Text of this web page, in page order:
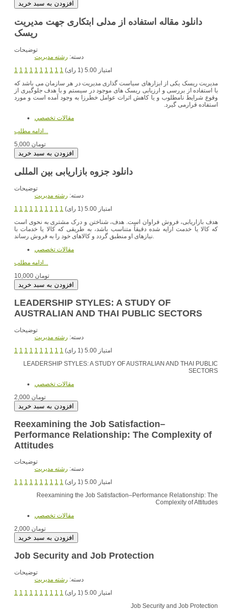
دانلود مقاله استفاده از مدلی ابتکاری جهت مدیریت
ریسک
توضیحات
دسته: رشته مديريت
1 1 1 1 1 1 1 1 1 1
امتیاز 5.00 (1 رای)
مدیریت ریسک یکی از ابزارهای سیاست گذاری مدیریت در هر سازمان می باشد که
با استفاده از بررسی و ارزیابی ریسک های موجود در سیستم و با هدف جلوگیری از
وقوع شرایط نامطلوب و یا کاهش اثرات عوامل خطرزا به وجود آمده است و مورد
استفاده قرارمی گیرد.
مقالات تخصصي
ادامه مطلب...
5,000 تومان
دانلود جزوه بازاریابی بین المللی
توضیحات
دسته: رشته مديريت
1 1 1 1 1 1 1 1 1 1
امتیاز 5.00 (1 رای)
هدف بازاریابی، فروش فراوان است. هدف، شناختن و درک مشتری به نحوی است
که کالا یا خدمت ارایه شده دقیقاً متناسب باشد، به طریقی که کالا یا خدمات با
مقالات تخصصي
10,000 تومان
LEADERSHIP STYLES: A STUDY OF
AUSTRALIAN AND THAI PUBLIC SECTORS
توضیحات
دسته: رشته مديريت
1 1 1 1 1 1 1 1 1 1
امتیاز 5.00 (1 رای)
LEADERSHIP STYLES: A STUDY OF AUSTRALIAN AND THAI PUBLIC
SECTORS
مقالات تخصصي
2,000 تومان
Reexamining the Job Satisfaction–
Performance Relationship: The Complexity of
Attitudes
توضیحات
دسته: رشته مديريت
1 1 1 1 1 1 1 1 1 1
امتیاز 5.00 (1 رای)
Reexamining the Job Satisfaction–Performance Relationship: The
Complexity of Attitudes
مقالات تخصصي
2,000 تومان
Job Security and Job Protection
توضیحات
دسته: رشته مديريت
1 1 1 1 1 1 1 1 1 1
امتیاز 5.00 (1 رای)
Job Security and Job Protection